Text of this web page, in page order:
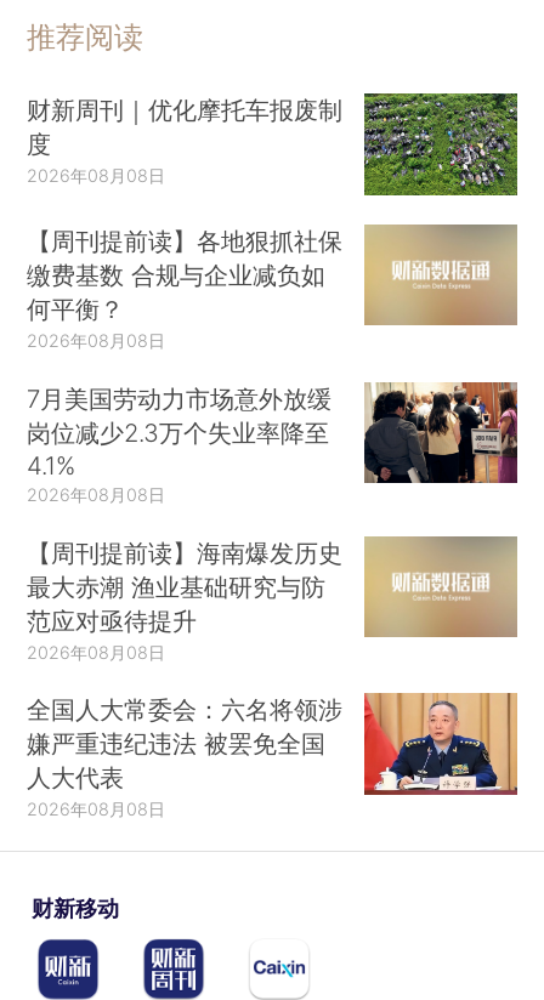
推荐阅读
财新周刊｜优化摩托车报废制
度
2026年08月08日
【周刊提前读】各地狠抓社保
缴费基数 合规与企业减负如
何平衡？
2026年08月08日
7月美国劳动力市场意外放缓
岗位减少2.3万个失业率降至
4.1%
2026年08月08日
【周刊提前读】海南爆发历史
最大赤潮 渔业基础研究与防
范应对亟待提升
2026年08月08日
全国人大常委会：六名将领涉
嫌严重违纪违法 被罢免全国
人大代表
2026年08月08日
财新移动